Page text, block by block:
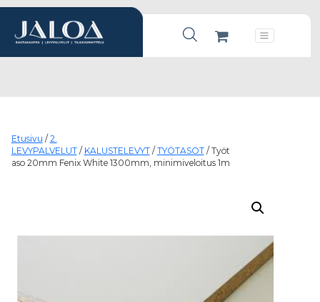
Products search
Päävalikko
Etusivu / 2.
LEVYPALVELUT/ KALUSTELEVYT/ TYÖTASOT/ Työt
aso 20mm Fenix White 1300mm, minimiveloitus 1m